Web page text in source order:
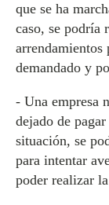
que se ha
caso, se podría
demandado y
- Una empresa
dejado de
situación, se
para intentar
poder realizar